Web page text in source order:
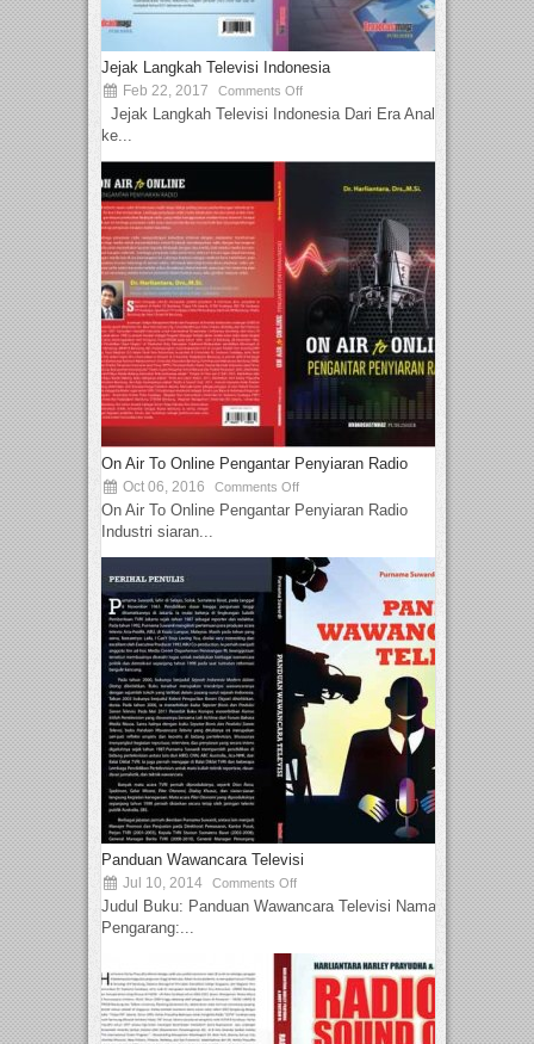
Jejak Langkah Televisi Indonesia
Feb 22, 2017 Comments Off
Jejak Langkah Televisi Indonesia Dari Era Analog
ke...
On Air To Online Pengantar Penyiaran Radio
Oct 06, 2016 Comments Off
On Air To Online Pengantar Penyiaran Radio
Industri siaran...
Panduan Wawancara Televisi
Jul 10, 2014 Comments Off
Judul Buku: Panduan Wawancara Televisi Nama
Pengarang:...